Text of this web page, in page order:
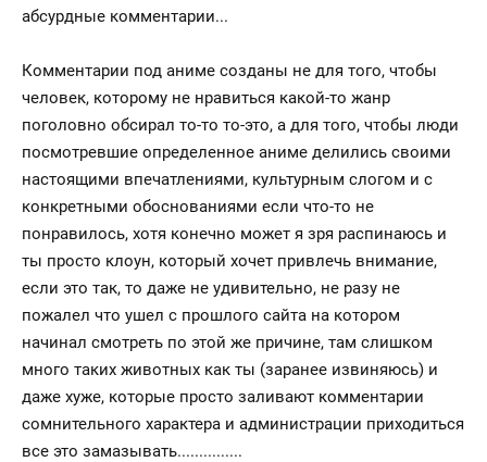
абсурдные комментарии...
Комментарии под аниме созданы не для того, чтобы
человек, которому не нравиться какой-то жанр
поголовно обсирал то-то то-это, а для того, чтобы люди
посмотревшие определенное аниме делились своими
настоящими впечатлениями, культурным слогом и с
конкретными обоснованиями если что-то не
понравилось, хотя конечно может я зря распинаюсь и
ты просто клоун, который хочет привлечь внимание,
если это так, то даже не удивительно, не разу не
пожалел что ушел с прошлого сайта на котором
начинал смотреть по этой же причине, там слишком
много таких животных как ты (заранее извиняюсь) и
даже хуже, которые просто заливают комментарии
сомнительного характера и администрации приходиться
все это замазывать...............